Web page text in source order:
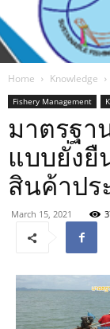
Home Knowledge
Fishery Management
มาตรฐา
แบบยั่งยื
สินค้าปร
March 15, 2021